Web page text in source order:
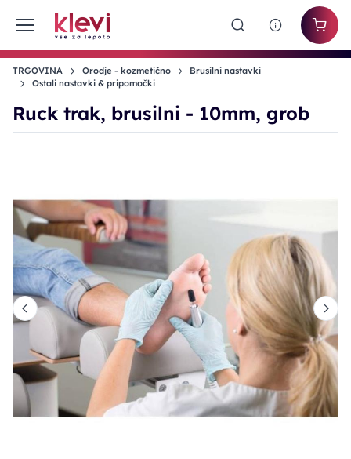
TRGOVINA Orodje - kozmetično
Brusilni nastavki
Ostali nastavki & pripomočki
Ruck trak, brusilni - 10mm, grob